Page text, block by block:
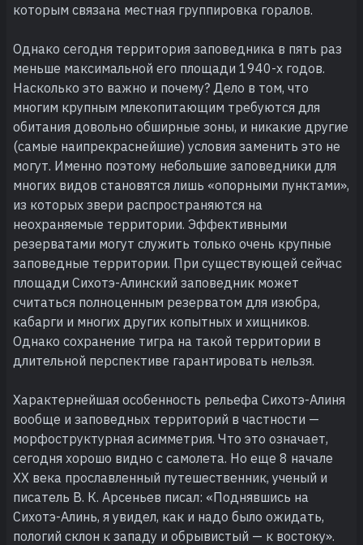
которым связана местная группировка горалов.
Однако сегодня территория заповедника в пять раз
меньше максимальной его площади 1940-х годов.
Насколько это важно и почему? Дело в том, что
многим крупным млекопитающим требуются для
обитания довольно обширные зоны, и никакие другие
(самые наипрекраснейшие) условия заменить это не
могут. Именно поэтому небольшие заповедники для
многих видов становятся лишь «опорными пунктами»,
из которых звери распространяются на
неохраняемые территории. Эффективными
резерватами могут служить только очень крупные
заповедные территории. При существующей сейчас
площади Сихотэ-Алинский заповедник может
считаться полноценным резерватом для изюбра,
кабарги и многих других копытных и хищников.
Однако сохранение тигра на такой территории в
длительной перспективе гарантировать нельзя.
Характернейшая особенность рельефа Сихотэ-Алиня
вообще и заповедных территорий в частности —
морфоструктурная асимметрия. Что это означает,
сегодня хорошо видно с самолета. Но еще 8 начале
XX века прославленный путешественник, ученый и
писатель В. К. Арсеньев писал: «Поднявшись на
Сихотэ-Алинь, я увидел, как и надо было ожидать,
пологий склон к западу и обрывистый — к востоку».